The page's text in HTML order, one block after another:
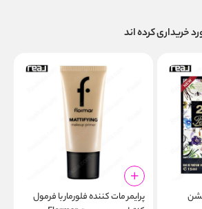
خریداری کرده اند
پرایمر مات‌ کننده فلورمار با فرمول